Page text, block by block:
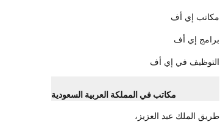
مكاتب إي أف
برامج إي أف
التوظيف في إي أف
مكاتب في المملكة العربية السعودية
طريق الملك عبد العزيز،